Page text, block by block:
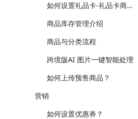
如何设置礼品卡-礼品卡商品？
商品库存管理介绍
商品与分类流程
跨境版AI 图片一键智能处理
如何上传预售商品？
营销
如何设置优惠券？